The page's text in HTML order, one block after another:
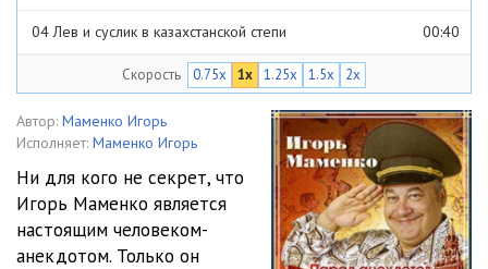
04 Лев и суслик в казахстанской степи 00:40
05 Два украинца на грузинском кладбище(Родился мёртвым)
01:02
06 Украинец и шампанское 01:18
04:32
08 Полиглот 00:32
09 Вчера умер Рабинович 00:07
Скорость 0.75x 1x 1.25x 1.5x 2x
Автор: Маменко Игорь
Исполняет: Маменко Игорь
Ни для кого не секрет, что
Игорь Маменко является
настоящим человеком-
анекдотом. Только он